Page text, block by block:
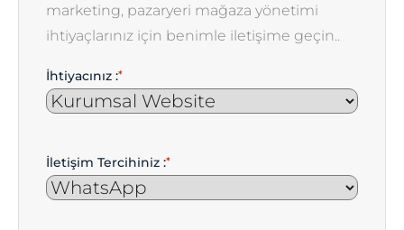
marketing, pazaryeri mağaza yönetimi
ihtiyaçlarınız için benimle iletişime geçin..
İhtiyacınız :*
İletişim Tercihiniz :*